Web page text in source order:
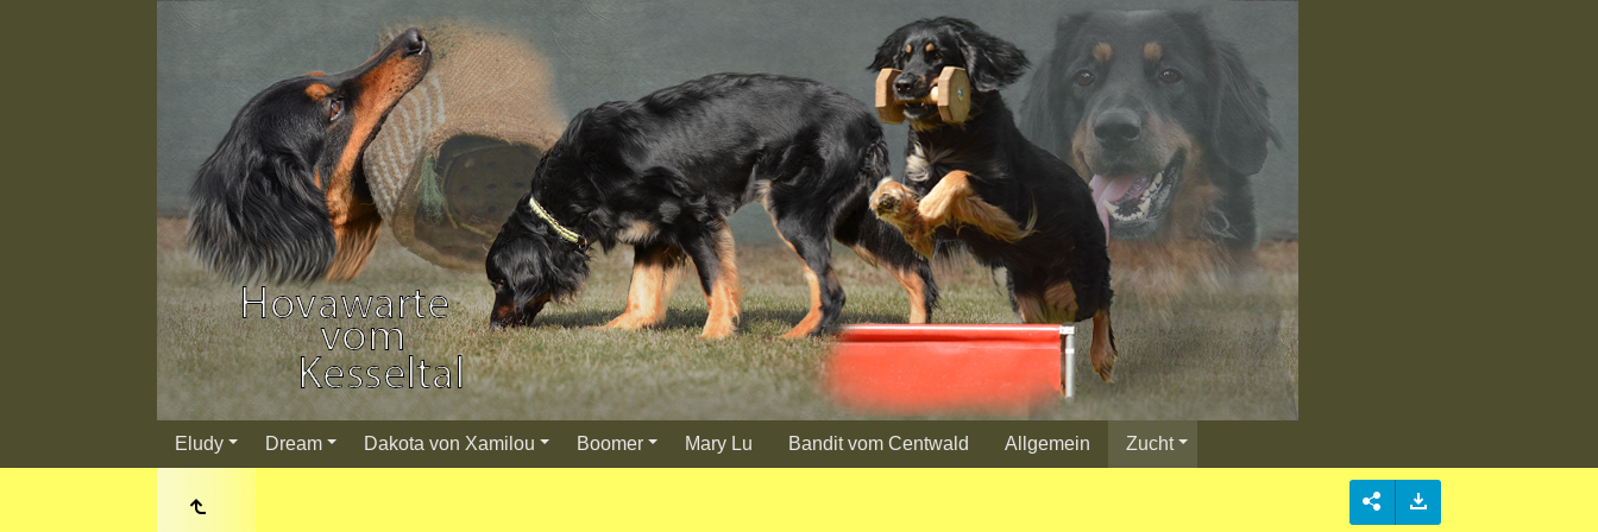
Eludy Dream Dakota von Xamilou Boomer Mary Lu Bandit vom Centwald Allgemein Zucht